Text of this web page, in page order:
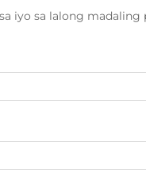
iyo sa lalong madaling